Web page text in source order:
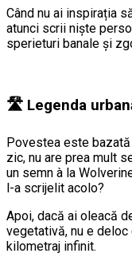
Când nu ai inspirația
atunci scrii niște
sperieturi banale și
🛣️ Legenda
Povestea este
zic, nu are prea mult
un semn à la
l-a scrijelit acolo?
Apoi, dacă ai oleacă
vegetativă, nu e
kilometraj infinit.